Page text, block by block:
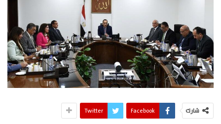
شارك Facebook
Twitter